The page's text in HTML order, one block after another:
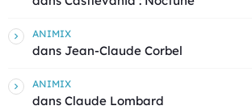
ANIMIX
dans Jean-Claude Corbel
ANIMIX
dans Claude Lombard